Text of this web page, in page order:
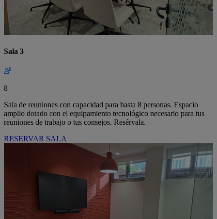
Sala 3
8
Sala de reuniones con capacidad para hasta 8 personas. Espacio
amplio dotado con el equipamiento tecnológico necesario para tus
reuniones de trabajo o tus consejos. Resérvala.
RESERVAR SALA